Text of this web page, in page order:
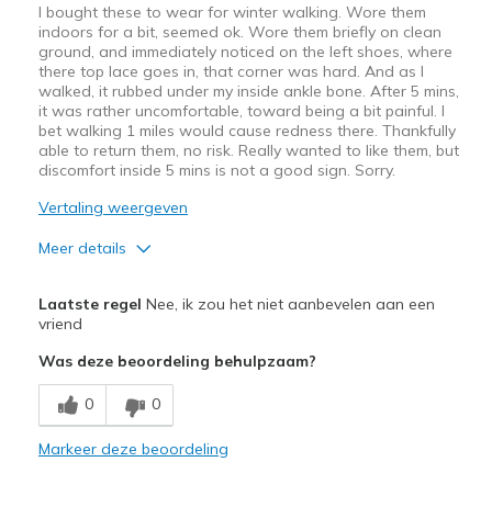
I bought these to wear for winter walking. Wore them
indoors for a bit, seemed ok. Wore them briefly on clean
ground, and immediately noticed on the left shoes, where
there top lace goes in, that corner was hard. And as I
walked, it rubbed under my inside ankle bone. After 5 mins,
it was rather uncomfortable, toward being a bit painful. I
bet walking 1 miles would cause redness there. Thankfully
able to return them, no risk. Really wanted to like them, but
discomfort inside 5 mins is not a good sign. Sorry.
Vertaling weergeven
Meer details
Attractive Design
Minpunten
Bad 'around the heel' design
Beste toepassingen
Laatste regel Nee, ik zou het niet aanbevelen aan een
vriend
Was deze beoordeling behulpzaam?
0 0
Markeer deze beoordeling